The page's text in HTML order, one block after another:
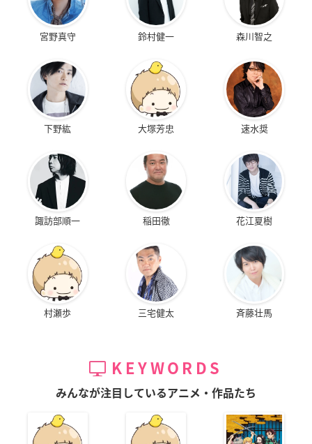
宮野真守 鈴村健一 森川智之
下野紘 大塚芳忠 速水奨
諏訪部順一 稲田徹 花江夏樹
村瀬歩 三宅健太 斉藤壮馬
KEYWORDS
みんなが注目しているアニメ・作品たち